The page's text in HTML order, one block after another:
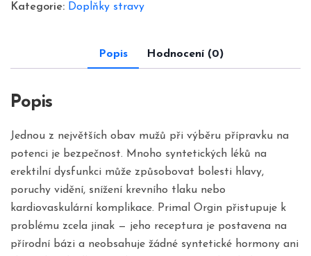
Kategorie: Doplňky stravy
Popis Hodnocení (0)
Popis
Jednou z největších obav mužů při výběru přípravku na
potenci je bezpečnost. Mnoho syntetických léků na
erektilní dysfunkci může způsobovat bolesti hlavy,
poruchy vidění, snížení krevního tlaku nebo
kardiovaskulární komplikace. Primal Orgin přistupuje k
problému zcela jinak — jeho receptura je postavena na
přírodní bázi a neobsahuje žádné syntetické hormony ani